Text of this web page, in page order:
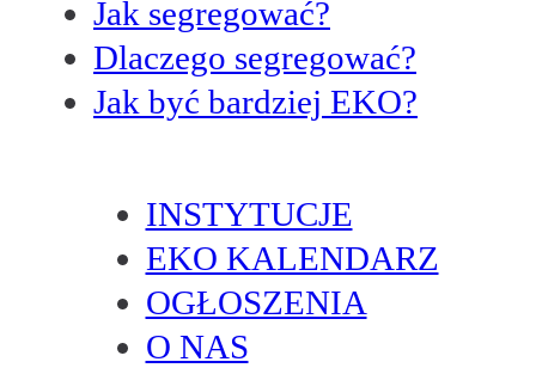
Jak segregować?
Dlaczego segregować?
Jak być bardziej EKO?
INSTYTUCJE
EKO KALENDARZ
OGŁOSZENIA
O NAS